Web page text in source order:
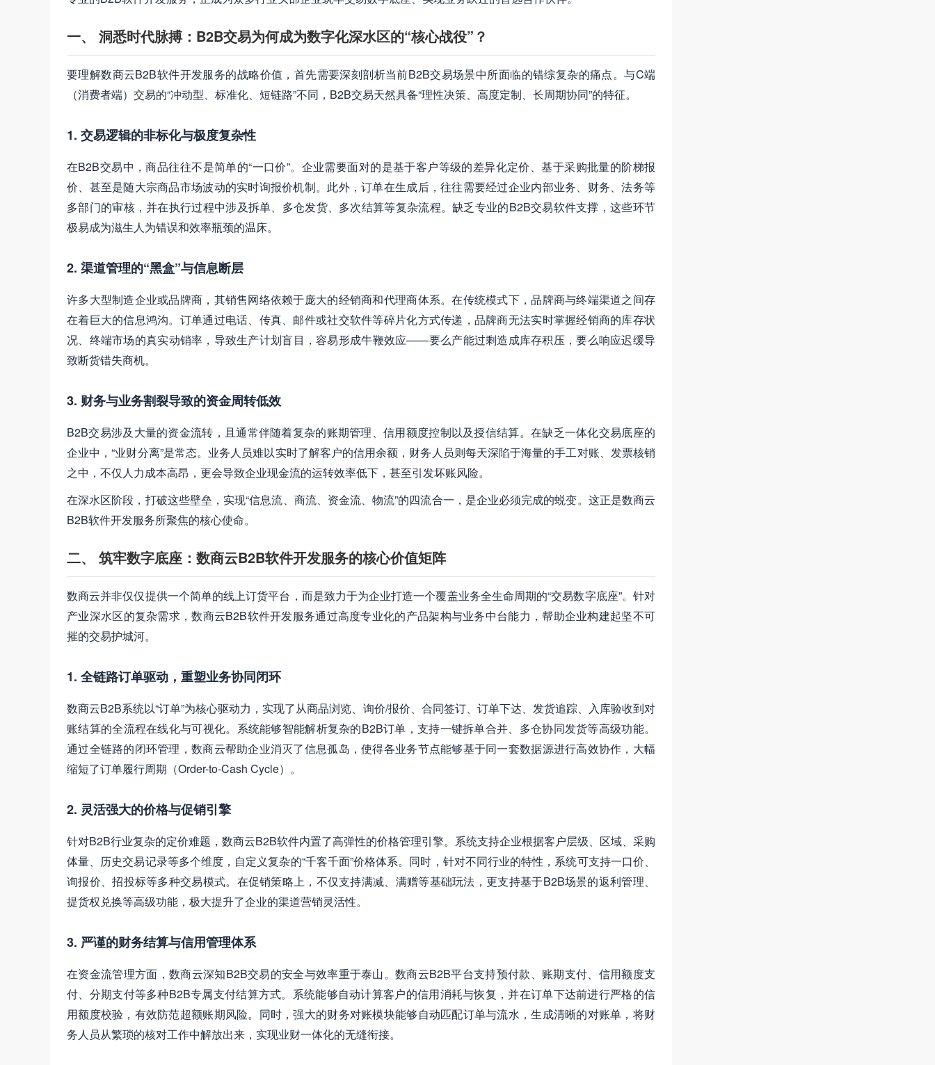
一、 洞悉时代脉搏：B2B交易为何成为数字化深水区的“核心战役”？
要理解数商云B2B软件开发服务的战略价值，首先需要深刻剖析当前B2B交易场景中所面临的错综复杂的痛点。与C端
（消费者端）交易的“冲动型、标准化、短链路”不同，B2B交易天然具备“理性决策、高度定制、长周期协同”的特征。
1. 交易逻辑的非标化与极度复杂性
在B2B交易中，商品往往不是简单的“一口价”。企业需要面对的是基于客户等级的差异化定价、基于采购批量的阶梯报
价、甚至是随大宗商品市场波动的实时询报价机制。此外，订单在生成后，往往需要经过企业内部业务、财务、法务等
多部门的审核，并在执行过程中涉及拆单、多仓发货、多次结算等复杂流程。缺乏专业的B2B交易软件支撑，这些环节
极易成为滋生人为错误和效率瓶颈的温床。
2. 渠道管理的“黑盒”与信息断层
许多大型制造企业或品牌商，其销售网络依赖于庞大的经销商和代理商体系。在传统模式下，品牌商与终端渠道之间存
在着巨大的信息鸿沟。订单通过电话、传真、邮件或社交软件等碎片化方式传递，品牌商无法实时掌握经销商的库存状
况、终端市场的真实动销率，导致生产计划盲目，容易形成牛鞭效应——要么产能过剩造成库存积压，要么响应迟缓导
致断货错失商机。
3. 财务与业务割裂导致的资金周转低效
B2B交易涉及大量的资金流转，且通常伴随着复杂的账期管理、信用额度控制以及授信结算。在缺乏一体化交易底座的
企业中，“业财分离”是常态。业务人员难以实时了解客户的信用余额，财务人员则每天深陷于海量的手工对账、发票核销
之中，不仅人力成本高昂，更会导致企业现金流的运转效率低下，甚至引发坏账风险。
在深水区阶段，打破这些壁垒，实现“信息流、商流、资金流、物流”的四流合一，是企业必须完成的蜕变。这正是数商云
B2B软件开发服务所聚焦的核心使命。
二、 筑牢数字底座：数商云B2B软件开发服务的核心价值矩阵
数商云并非仅仅提供一个简单的线上订货平台，而是致力于为企业打造一个覆盖业务全生命周期的“交易数字底座”。针对
产业深水区的复杂需求，数商云B2B软件开发服务通过高度专业化的产品架构与业务中台能力，帮助企业构建起坚不可
摧的交易护城河。
1. 全链路订单驱动，重塑业务协同闭环
数商云B2B系统以“订单”为核心驱动力，实现了从商品浏览、询价/报价、合同签订、订单下达、发货追踪、入库验收到对
账结算的全流程在线化与可视化。系统能够智能解析复杂的B2B订单，支持一键拆单合并、多仓协同发货等高级功能。
通过全链路的闭环管理，数商云帮助企业消灭了信息孤岛，使得各业务节点能够基于同一套数据源进行高效协作，大幅
缩短了订单履行周期（Order-to-Cash Cycle）。
2. 灵活强大的价格与促销引擎
针对B2B行业复杂的定价难题，数商云B2B软件内置了高弹性的价格管理引擎。系统支持企业根据客户层级、区域、采购
体量、历史交易记录等多个维度，自定义复杂的“千客千面”价格体系。同时，针对不同行业的特性，系统可支持一口价、
询报价、招投标等多种交易模式。在促销策略上，不仅支持满减、满赠等基础玩法，更支持基于B2B场景的返利管理、
提货权兑换等高级功能，极大提升了企业的渠道营销灵活性。
3. 严谨的财务结算与信用管理体系
在资金流管理方面，数商云深知B2B交易的安全与效率重于泰山。数商云B2B平台支持预付款、账期支付、信用额度支
付、分期支付等多种B2B专属支付结算方式。系统能够自动计算客户的信用消耗与恢复，并在订单下达前进行严格的信
用额度校验，有效防范超额账期风险。同时，强大的财务对账模块能够自动匹配订单与流水，生成清晰的对账单，将财
务人员从繁琐的核对工作中解放出来，实现业财一体化的无缝衔接。